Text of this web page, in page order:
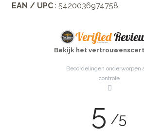
EAN / UPC : 5420036974758
Bekijk het
Beoordelingen onderworpen
controle
5 /5